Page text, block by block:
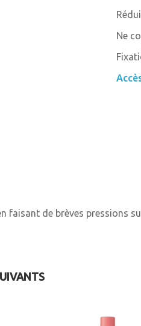
Ne
faisant de brèves pressions